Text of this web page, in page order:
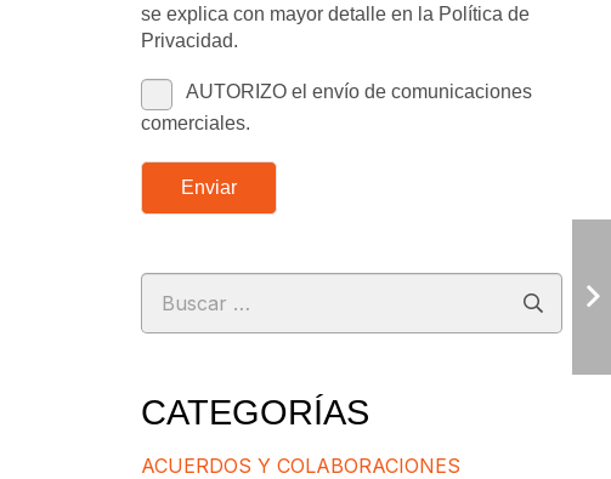
se explica con mayor detalle en la Política de
Privacidad.
AUTORIZO el envío de comunicaciones
comerciales.
Enviar
Buscar:
CATEGORÍAS
ACUERDOS Y COLABORACIONES